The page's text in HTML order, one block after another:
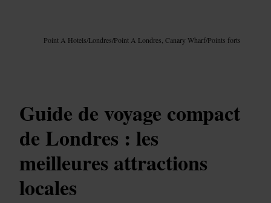
Point A Hotels/Londres/Point A Londres, Canary Wharf/Points forts
Guide de voyage compact
de Londres : les
meilleures attractions
locales